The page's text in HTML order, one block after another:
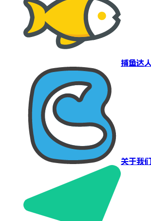
捕鱼达人
关于我们